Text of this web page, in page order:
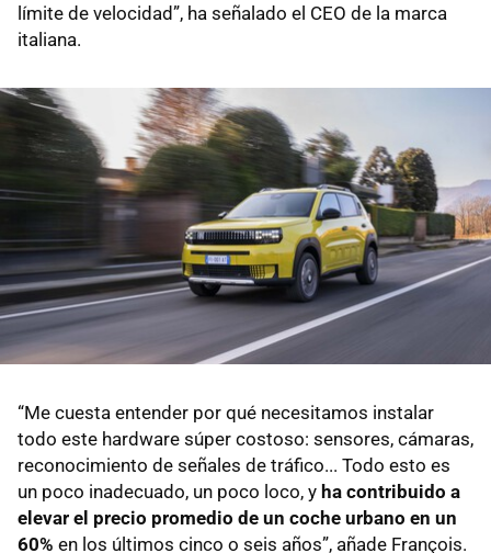
límite de velocidad”, ha señalado el CEO de la marca
italiana.
“Me cuesta entender por qué necesitamos instalar
todo este hardware súper costoso: sensores, cámaras,
reconocimiento de señales de tráfico... Todo esto es
un poco inadecuado, un poco loco, y ha contribuido a
elevar el precio promedio de un coche urbano en un
60% en los últimos cinco o seis años”, añade François.